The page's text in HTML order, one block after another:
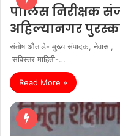
पोलिस निरीक्षक
अहिल्यानगर
संतोष औताडे- मुख्य
सविस्तर माहिती-…
Read More »